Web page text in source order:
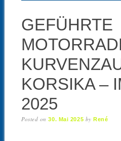
GEFÜHRTE
KORSIKA –
2025
Posted on30. Mai 2025 byRené